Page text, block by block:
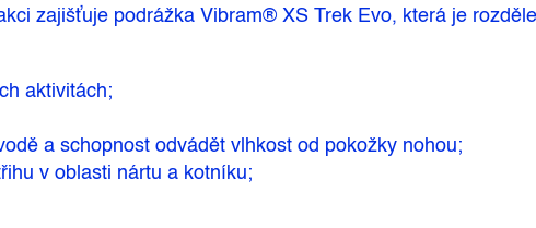
zajišťuje podrážka Vibram® XS Trek Evo, která je
aktivitách;
a schopnost odvádět vlhkost od pokožky nohou;
v oblasti nártu a kotníku;